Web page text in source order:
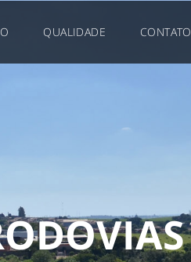
QUALIDADE CONTATO
ODOVIAS